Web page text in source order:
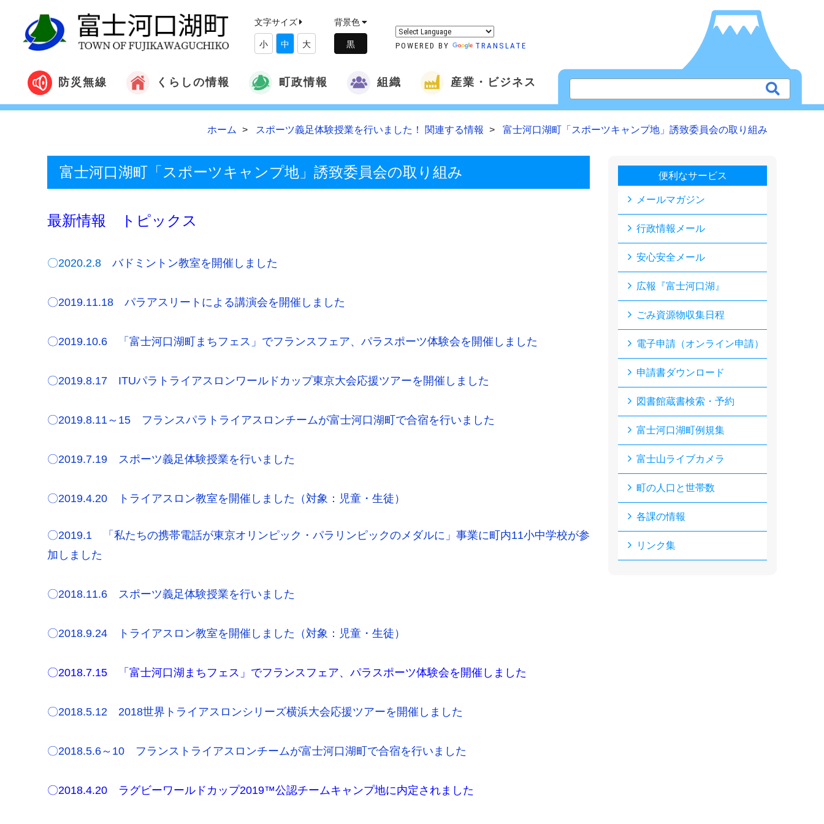
文字サイズ
小 中 大
背景色
POWERED BY TRANSLATE
防災無線 くらしの情報 町政情報 組織 産業・ビジネス
ホーム スポーツ義足体験授業を行いました！ 関連する情報 富士河口湖町「スポーツキャンプ地」誘致委員会の取り組み
富士河口湖町「スポーツキャンプ地」誘致委員会の取り組み
最新情報 トピックス
〇2020.2.8 バドミントン教室を開催しました
〇2019.11.18 パラアスリートによる講演会を開催しました
〇2019.10.6 「富士河口湖町まちフェス」でフランスフェア、パラスポーツ体験会を開催しました
〇2019.8.17 ITUパラトライアスロンワールドカップ東京大会応援ツアーを開催しました
〇2019.8.11～15 フランスパラトライアスロンチームが富士河口湖町で合宿を行いました
〇2019.7.19 スポーツ義足体験授業を行いました
〇2019.4.20 トライアスロン教室を開催しました（対象：児童・生徒）
〇2019.1 「私たちの携帯電話が東京オリンピック・パラリンピックのメダルに」事業に町内11小中学校が参
加しました
〇2018.11.6 スポーツ義足体験授業を行いました
〇2018.9.24 トライアスロン教室を開催しました（対象：児童・生徒）
〇2018.7.15 「富士河口湖まちフェス」でフランスフェア、パラスポーツ体験会を開催しました
〇2018.5.12 2018世界トライアスロンシリーズ横浜大会応援ツアーを開催しました
〇2018.5.6～10 フランストライアスロンチームが富士河口湖町で合宿を行いました
〇2018.4.20 ラグビーワールドカップ2019™公認チームキャンプ地に内定されました
便利なサービス
メールマガジン
行政情報メール
安心安全メール
広報『富士河口湖』
ごみ資源物収集日程
電子申請（オンライン申請）
申請書ダウンロード
図書館蔵書検索・予約
富士河口湖町例規集
富士山ライブカメラ
町の人口と世帯数
各課の情報
リンク集